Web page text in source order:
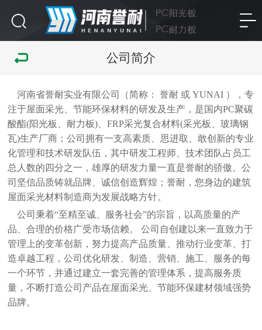
公司简介
河南省誉耐实业有限公司（简称： 誉耐 或 YUNAI ），专
注于屋面采光、节能环保材料的研发及生产，是国内PC聚碳
酸酯(阳光板、耐力板)、FRP采光复合材料(采光板、玻璃钢
瓦)生产厂商；公司拥有一支高素质、思进取、敢创新的专业
化管理和技术研发队伍，其中研发工程师、技术团队占员工
总人数的四分之一，雄厚的研发力量一直是誉耐的骄傲。公
司坚信品质铸就品牌、诚信创造辉煌；誉耐，您身边的建筑
屋面采光材料制造商为发展战略方针。
公司秉着“至精至诚、服务社会”的宗旨，以高质量的产
品、合理的价格广受市场信赖。 公司自创建以来一直致力于
管理上的变革创新，努力提高产品质量、推动行业变革、打
造卓越工程，公司优化研发、制造、营销、施工、服务的每
一个环节，并通过建立一套完善的管理体系，提高服务质
量，不断打造公司产品在屋面采光、节能环保建材领域强势
品牌。